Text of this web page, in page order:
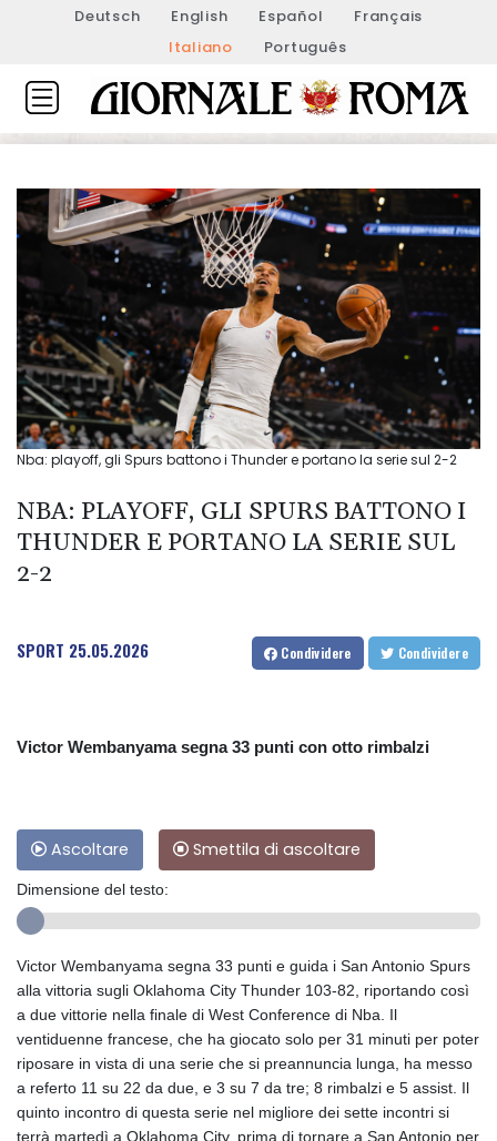
Deutsch English Español
Français
Italiano
Português
Nba: playoff, gli Spurs battono i Thunder e portano la serie sul 2-2
NBA: PLAYOFF, GLI SPURS BATTONO I
THUNDER E PORTANO LA SERIE SUL
2-2
SPORT 25.05.2026 Condividere Condividere
Victor Wembanyama segna 33 punti con otto rimbalzi
Ascoltare Smettila di ascoltare
Dimensione del testo:
Victor Wembanyama segna 33 punti e guida i San Antonio Spurs
alla vittoria sugli Oklahoma City Thunder 103-82, riportando così
a due vittorie nella finale di West Conference di Nba. Il
ventiduenne francese, che ha giocato solo per 31 minuti per poter
riposare in vista di una serie che si preannuncia lunga, ha messo
a referto 11 su 22 da due, e 3 su 7 da tre; 8 rimbalzi e 5 assist. Il
quinto incontro di questa serie nel migliore dei sette incontri si
terrà martedì a Oklahoma City, prima di tornare a San Antonio per